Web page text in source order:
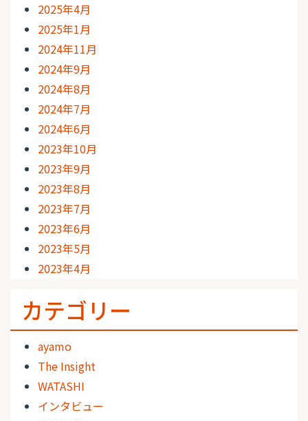
2025年4月
2025年1月
2024年11月
2024年9月
2024年8月
2024年7月
2024年6月
2023年10月
2023年9月
2023年8月
2023年7月
2023年6月
2023年5月
2023年4月
カテゴリー
ayamo
The Insight
WATASHI
インタビュー